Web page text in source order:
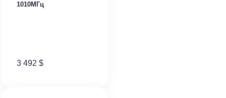
1010МГц
3 492 $